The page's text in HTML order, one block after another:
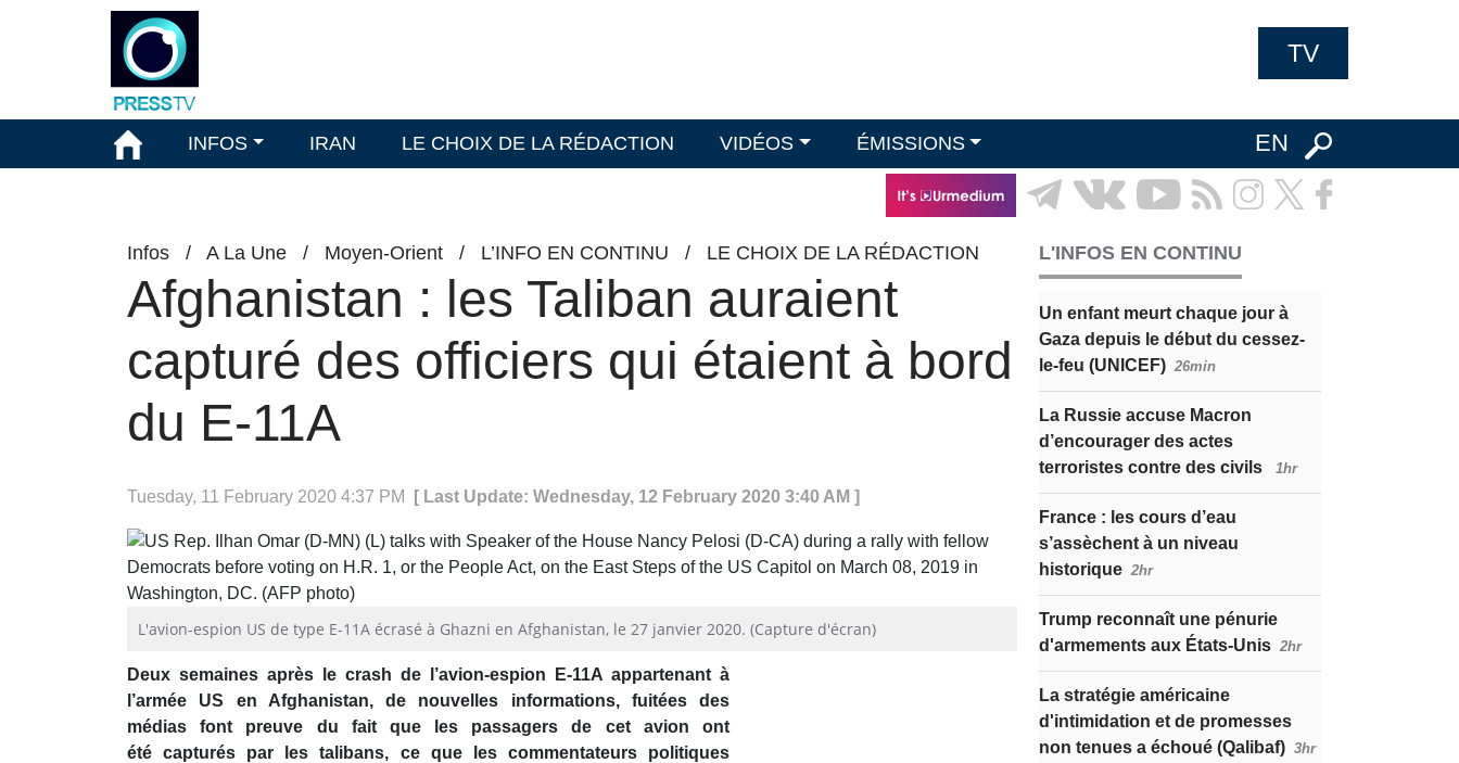
TV
INFOS IRAN LE CHOIX DE LA RÉDACTION VIDÉOS ÉMISSIONS EN
Infos / A La Une / Moyen-Orient / L’INFO EN CONTINU / LE CHOIX DE LA RÉDACTION
Afghanistan : les Taliban auraient
capturé des officiers qui étaient à bord
du E-11A
Tuesday, 11 February 2020 4:37 PM [ Last Update: Wednesday, 12 February 2020 3:40 AM ]
L'avion-espion US de type E-11A écrasé à Ghazni en Afghanistan, le 27 janvier 2020. (Capture d'écran)
Deux semaines après le crash de l’avion-espion E-11A appartenant à
l’armée US en Afghanistan, de nouvelles informations, fuitées des
médias font preuve du fait que les passagers de cet avion ont
été capturés par les talibans, ce que les commentateurs politiques
L'INFOS EN CONTINU
Un enfant meurt chaque jour à
Gaza depuis le début du cessez-
le-feu (UNICEF) 26min
La Russie accuse Macron
d’encourager des actes
terroristes contre des civils
1hr
France : les cours d’eau
s’assèchent à un niveau
historique 2hr
Trump reconnaît une pénurie
d'armements aux États-Unis 2hr
La stratégie américaine
d'intimidation et de promesses
non tenues a échoué (Qalibaf) 3hr